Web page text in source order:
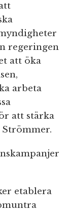
regeringen
att öka
arbeta
att stärka
Strömmer.
etablera